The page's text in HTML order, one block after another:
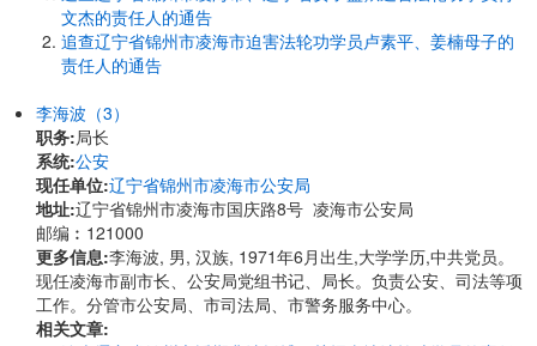
文杰的责任人的通告
追查辽宁省锦州市凌海市迫害法轮功学员卢素平、姜楠母子的
责任人的通告
李海波（3）
职务:局长
系统:公安
现任单位:辽宁省锦州市凌海市公安局
地址:辽宁省锦州市凌海市国庆路8号 凌海市公安局
邮编︰121000
更多信息:李海波, 男, 汉族, 1971年6月出生,大学学历,中共党员。
现任凌海市副市长、公安局党组书记、局长。负责公安、司法等项
工作。分管市公安局、市司法局、市警务服务中心。
相关文章: